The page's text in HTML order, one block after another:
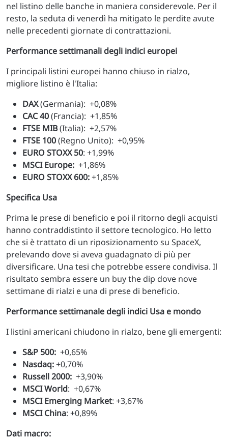
nel listino delle banche in maniera considerevole. Per il
resto, la seduta di venerdì ha mitigato le perdite avute
nelle precedenti giornate di contrattazioni.
Performance settimanali degli indici europei
I principali listini europei hanno chiuso in rialzo,
migliore listino è l'Italia:
DAX(Germania): +0,08%
CAC 40(Francia): +1,85%
FTSE MIB(Italia): +2,57%
FTSE 100(Regno Unito): +0,95%
EURO STOXX 50: +1,99%
MSCI Europe: +1,86%
EURO STOXX 600:+1,85%
Specifica Usa
Prima le prese di beneficio e poi il ritorno degli acquisti
hanno contraddistinto il settore tecnologico. Ho letto
che si è trattato di un riposizionamento su SpaceX,
prelevando dove si aveva guadagnato di più per
diversificare. Una tesi che potrebbe essere condivisa. Il
risultato sembra essere un buy the dip dove nove
settimane di rialzi e una di prese di beneficio.
Performance settimanale degli indici Usa e mondo
I listini americani chiudono in rialzo, bene gli emergenti:
S&P 500: +0,65%
Nasdaq:+0,70%
Russell 2000: +3,90%
MSCI World: +0,67%
MSCI Emerging Market: +3,67%
MSCI China: +0,89%
Dati macro: